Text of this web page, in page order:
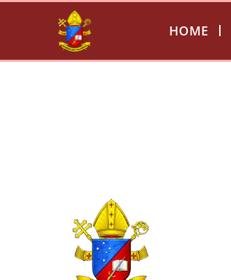
para
HOME